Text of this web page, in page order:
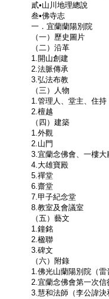
貳•山川地理總說
叁•佛寺志
一．宜蘭蘭陽別院
（一）歷史圖片
（二）沿革
1.開山創建
2.法脈傳承
3.弘法布教
（三）人物
1.管理人、堂主、住持
2.檀越
（四）建築
1.外觀
2.山門
3.宜蘭念佛會、一樓大
4.大雄寶殿
5.禪堂
6.齋堂
7.甲子紀念堂
8.教室及會議室
（五）藝文
1.鐘銘
2.楹聯
3.碑文
（六）附錄
1.佛光山蘭陽別院（
2.宜蘭念佛會第一次
3.慧和法師（李公諱決